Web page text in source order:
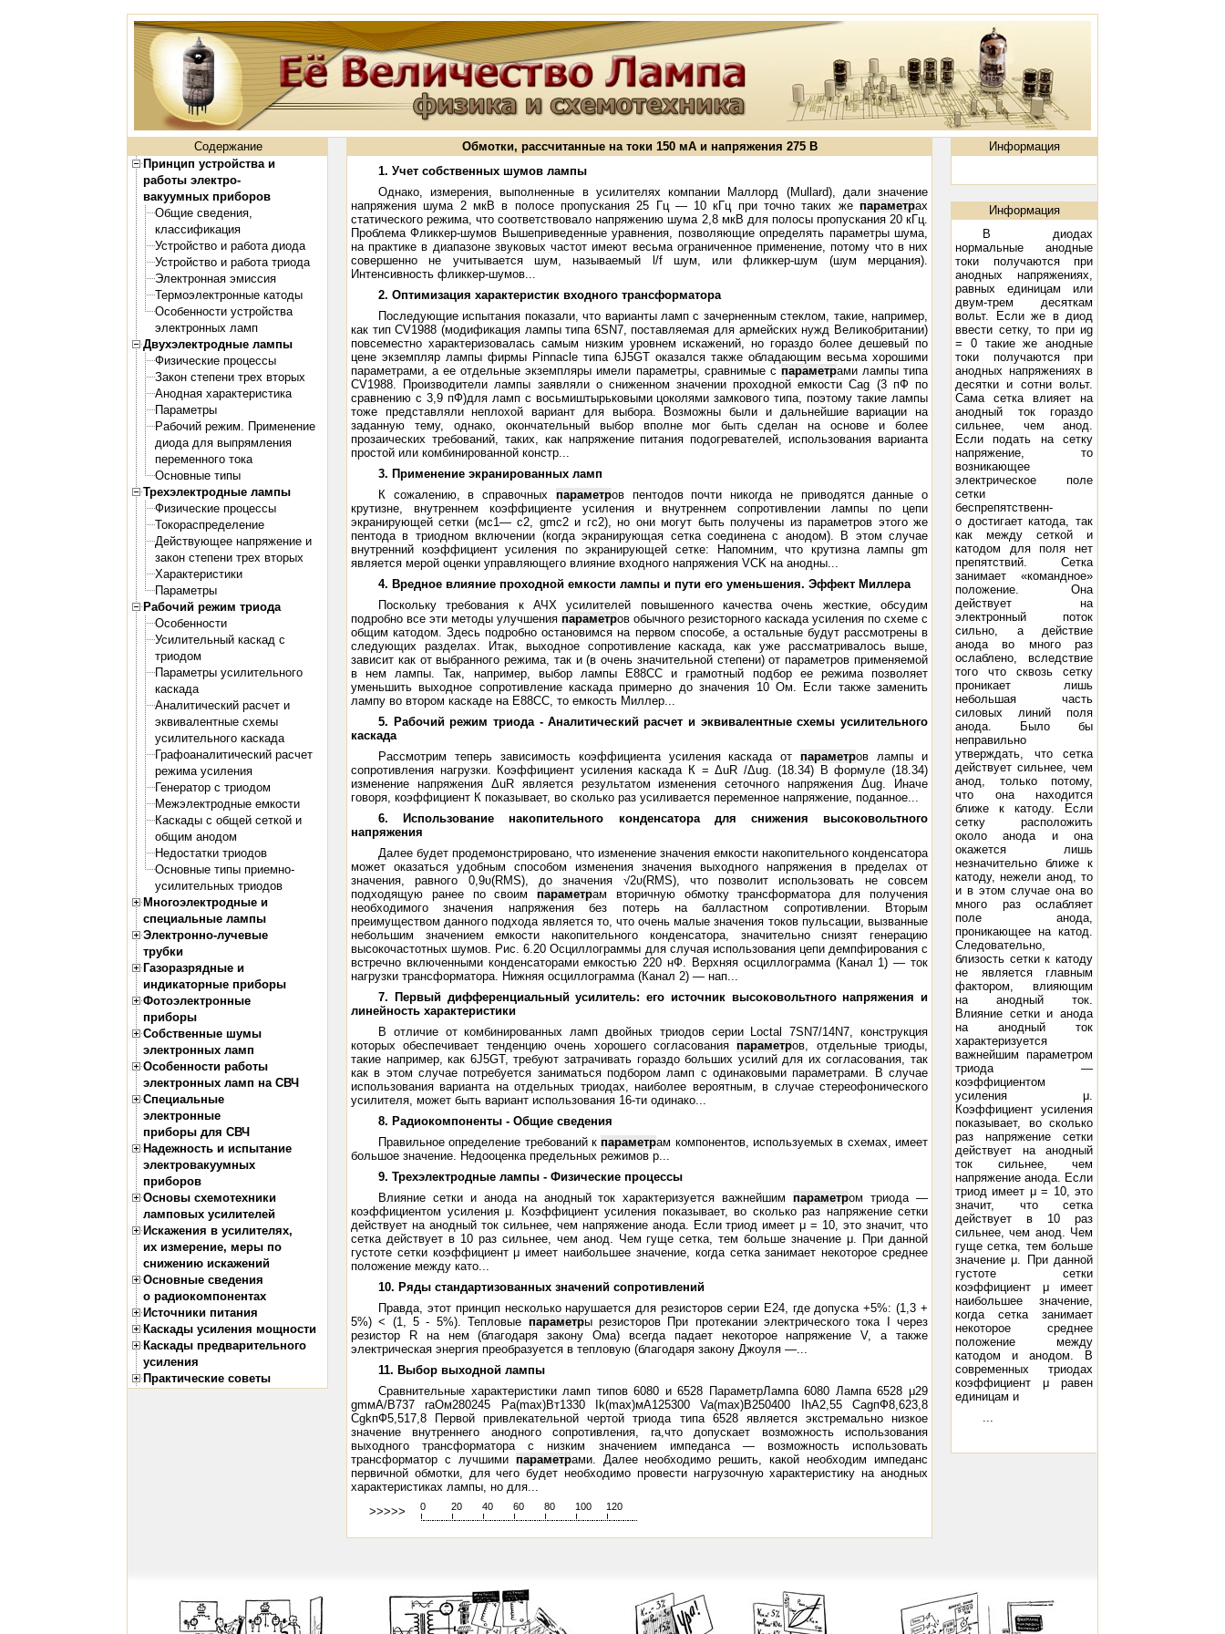
Содержание
Принцип устройства и
работы электро-
вакуумных приборов
Общие сведения,
классификация
Устройство и работа диода
Устройство и работа триода
Электронная эмиссия
Термоэлектронные катоды
Особенности устройства
электронных ламп
Двухэлектродные лампы
Физические процессы
Закон степени трех вторых
Анодная характеристика
Параметры
Рабочий режим. Применение
диода для выпрямления
переменного тока
Основные типы
Трехэлектродные лампы
Физические процессы
Токораспределение
Действующее напряжение и
закон степени трех вторых
Характеристики
Параметры
Рабочий режим триода
Особенности
Усилительный каскад с
триодом
Параметры усилительного
каскада
Аналитический расчет и
эквивалентные схемы
усилительного каскада
Графоаналитический расчет
режима усиления
Генератор с триодом
Межэлектродные емкости
Каскады с общей сеткой и
общим анодом
Недостатки триодов
Основные типы приемно-
усилительных триодов
Многоэлектродные и
специальные лампы
Электронно-лучевые
трубки
Газоразрядные и
индикаторные приборы
Фотоэлектронные
приборы
Собственные шумы
электронных ламп
Особенности работы
электронных ламп на СВЧ
Специальные
электронные
приборы для СВЧ
Надежность и испытание
электровакуумных
приборов
Основы схемотехники
ламповых усилителей
Искажения в усилителях,
их измерение, меры по
снижению искажений
Основные сведения
о радиокомпонентах
Источники питания
Каскады усиления мощности
Каскады предварительного
усиления
Практические советы
Обмотки, рассчитанные на токи 150 мА и напряжения 275 В
1. Учет собственных шумов лампы
Однако, измерения, выполненные в усилителях компании Маллорд (Mullard), дали значение
напряжения шума 2 мкВ в полосе пропускания 25 Гц — 10 кГц при точно таких же параметрах
статического режима, что соответствовало напряжению шума 2,8 мкВ для полосы пропускания 20 кГц.
Проблема Фликкер-шумов Вышеприведенные уравнения, позволяющие определять параметры шума,
на практике в диапазоне звуковых частот имеют весьма ограниченное применение, потому что в них
совершенно не учитывается шум, называемый l/f шум, или фликкер-шум (шум мерцания).
Интенсивность фликкер-шумов...
2. Оптимизация характеристик входного трансформатора
Последующие испытания показали, что варианты ламп с зачерненным стеклом, такие, например,
как тип CV1988 (модификация лампы типа 6SN7, поставляемая для армейских нужд Великобритании)
повсеместно характеризовалась самым низким уровнем искажений, но гораздо более дешевый по
цене экземпляр лампы фирмы Pinnacle типа 6J5GT оказался также обладающим весьма хорошими
параметрами, а ее отдельные экземпляры имели параметры, сравнимые с параметрами лампы типа
CV1988. Производители лампы заявляли о сниженном значении проходной емкости Cag (3 пФ по
сравнению с 3,9 пФ)для ламп с восьмиштырьковыми цоколями замкового типа, поэтому такие лампы
тоже представляли неплохой вариант для выбора. Возможны были и дальнейшие вариации на
заданную тему, однако, окончательный выбор вполне мог быть сделан на основе и более
прозаических требований, таких, как напряжение питания подогревателей, использования варианта
простой или комбинированной констр...
3. Применение экранированных ламп
К сожалению, в справочных параметров пентодов почти никогда не приводятся данные о
крутизне, внутреннем коэффициенте усиления и внутреннем сопротивлении лампы по цепи
экранирующей сетки (мс1— с2, gmc2 и гс2), но они могут быть получены из параметров этого же
пентода в триодном включении (когда экранирующая сетка соединена с анодом). В этом случае
внутренний коэффициент усиления по экранирующей сетке: Напомним, что крутизна лампы gm
является мерой оценки управляющего влияние входного напряжения VCK на анодны...
4. Вредное влияние проходной емкости лампы и пути его уменьшения. Эффект Миллера
Поскольку требования к АЧХ усилителей повышенного качества очень жесткие, обсудим
подробно все эти методы улучшения параметров обычного резисторного каскада усиления по схеме с
общим катодом. Здесь подробно остановимся на первом способе, а остальные будут рассмотрены в
следующих разделах. Итак, выходное сопротивление каскада, как уже рассматривалось выше,
зависит как от выбранного режима, так и (в очень значительной степени) от параметров применяемой
в нем лампы. Так, например, выбор лампы Е88СС и грамотный подбор ее режима позволяет
уменьшить выходное сопротивление каскада примерно до значения 10 Ом. Если также заменить
лампу во втором каскаде на Е88СС, то емкость Миллер...
5. Рабочий режим триода - Аналитический расчет и эквивалентные схемы усилительного
каскада
Рассмотрим теперь зависимость коэффициента усиления каскада от параметров лампы и
сопротивления нагрузки. Коэффициент усиления каскада К = ΔuR /Δug. (18.34) В формуле (18.34)
изменение напряжения ΔuR является результатом изменения сеточного напряжения Δug. Иначе
говоря, коэффициент К показывает, во сколько раз усиливается переменное напряжение, поданное...
6. Использование накопительного конденсатора для снижения высоковольтного
напряжения
Далее будет продемонстрировано, что изменение значения емкости накопительного конденсатора
может оказаться удобным способом изменения значения выходного напряжения в пределах от
значения, равного 0,9υ(RMS), до значения √2υ(RMS), что позволит использовать не совсем
подходящую ранее по своим параметрам вторичную обмотку трансформатора для получения
необходимого значения напряжения без потерь на балластном сопротивлении. Вторым
преимуществом данного подхода является то, что очень малые значения токов пульсации, вызванные
небольшим значением емкости накопительного конденсатора, значительно снизят генерацию
высокочастотных шумов. Рис. 6.20 Осциллограммы для случая использования цепи демпфирования с
встречно включенными конденсаторами емкостью 220 нФ. Верхняя осциллограмма (Канал 1) — ток
нагрузки трансформатора. Нижняя осциллограмма (Канал 2) — нап...
7. Первый дифференциальный усилитель: его источник высоковольтного напряжения и
линейность характеристики
В отличие от комбинированных ламп двойных триодов серии Loctal 7SN7/14N7, конструкция
которых обеспечивает тенденцию очень хорошего согласования параметров, отдельные триоды,
такие например, как 6J5GT, требуют затрачивать гораздо больших усилий для их согласования, так
как в этом случае потребуется заниматься подбором ламп с одинаковыми параметрами. В случае
использования варианта на отдельных триодах, наиболее вероятным, в случае стереофонического
усилителя, может быть вариант использования 16-ти одинако...
8. Радиокомпоненты - Общие сведения
Правильное определение требований к параметрам компонентов, используемых в схемах, имеет
большое значение. Недооценка предельных режимов р...
9. Трехэлектродные лампы - Физические процессы
Влияние сетки и анода на анодный ток характеризуется важнейшим параметром триода —
коэффициентом усиления μ. Коэффициент усиления показывает, во сколько раз напряжение сетки
действует на анодный ток сильнее, чем напряжение анода. Если триод имеет μ = 10, это значит, что
сетка действует в 10 раз сильнее, чем анод. Чем гуще сетка, тем больше значение μ. При данной
густоте сетки коэффициент μ имеет наибольшее значение, когда сетка занимает некоторое среднее
положение между като...
10. Ряды стандартизованных значений сопротивлений
Правда, этот принцип несколько нарушается для резисторов серии Е24, где допуска +5%: (1,3 +
5%) < (1, 5 - 5%). Тепловые параметры резисторов При протекании электрического тока I через
резистор R на нем (благодаря закону Ома) всегда падает некоторое напряжение V, а также
электрическая энергия преобразуется в тепловую (благодаря закону Джоуля —...
11. Выбор выходной лампы
Сравнительные характеристики ламп типов 6080 и 6528 ПараметрЛампа 6080 Лампа 6528 μ29
gmмА/В737 raОм280245 Pa(max)Вт1330 Ik(max)мА125300 Va(max)В250400 IhА2,55 CagпФ8,623,8
CgkпФ5,517,8 Первой привлекательной чертой триода типа 6528 является экстремально низкое
значение внутреннего анодного сопротивления, ra,что допускает возможность использования
выходного трансформатора с низким значением импеданса — возможность использовать
трансформатор с лучшими параметрами. Далее необходимо решить, какой необходим импеданс
первичной обмотки, для чего будет необходимо провести нагрузочную характеристику на анодных
характеристиках лампы, но для...
>>>>>
0
!.
20
!.
40
!.
60
!.
80
!.
100
!.
120
!.
Информация
Информация
В диодах
нормальные анодные
токи получаются при
анодных напряжениях,
равных единицам или
двум-трем десяткам
вольт. Если же в диод
ввести сетку, то при иg
= 0 такие же анодные
токи получаются при
анодных напряжениях в
десятки и сотни вольт.
Сама сетка влияет на
анодный ток гораздо
сильнее, чем анод.
Если подать на сетку
напряжение, то
возникающее
электрическое поле
сетки
беспрепятственн-
о достигает катода, так
как между сеткой и
катодом для поля нет
препятствий. Сетка
занимает «командное»
положение. Она
действует на
электронный поток
сильно, а действие
анода во много раз
ослаблено, вследствие
того что сквозь сетку
проникает лишь
небольшая часть
силовых линий поля
анода. Было бы
неправильно
утверждать, что сетка
действует сильнее, чем
анод, только потому,
что она находится
ближе к катоду. Если
сетку расположить
около анода и она
окажется лишь
незначительно ближе к
катоду, нежели анод, то
и в этом случае она во
много раз ослабляет
поле анода,
проникающее на катод.
Следовательно,
близость сетки к катоду
не является главным
фактором, влияющим
на анодный ток.
Влияние сетки и анода
на анодный ток
характеризуется
важнейшим параметром
триода —
коэффициентом
усиления μ.
Коэффициент усиления
показывает, во сколько
раз напряжение сетки
действует на анодный
ток сильнее, чем
напряжение анода. Если
триод имеет μ = 10, это
значит, что сетка
действует в 10 раз
сильнее, чем анод. Чем
гуще сетка, тем больше
значение μ. При данной
густоте сетки
коэффициент μ имеет
наибольшее значение,
когда сетка занимает
некоторое среднее
положение между
катодом и анодом. В
современных триодах
коэффициент μ равен
единицам и
...